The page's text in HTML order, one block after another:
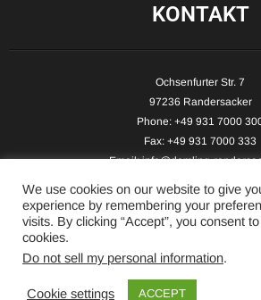
KONTAKT
Ochsenfurter Str. 7
97236 Randersacker
Phone: +49 931 7000
Fax: +49 931 7000 333
Email:info@demling-
Copyright © 2026 Hotel-Café Demling -
We use cookies on our website to give
experience by remembering your
visits. By clicking “Accept”, you consent
cookies.
Do not sell my personal information.
Cookie settings ACCEPT